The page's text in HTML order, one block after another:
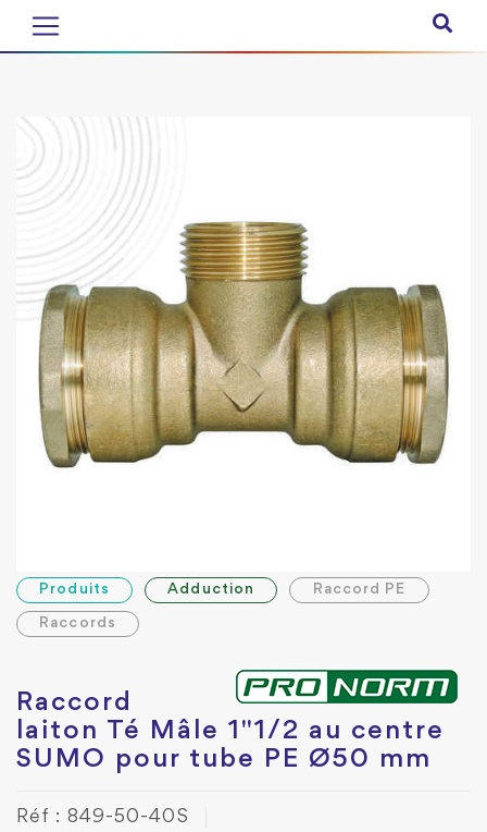
Produits Adduction Raccord PE
Raccords
Raccord
laiton Té Mâle 1"1/2 au centre
SUMO pour tube PE Ø50 mm
Réf : 849-50-40S